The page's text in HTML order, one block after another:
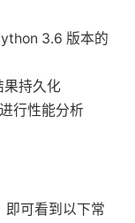
3.6 版本的
果持久化
行性能分析
即可看到以下常